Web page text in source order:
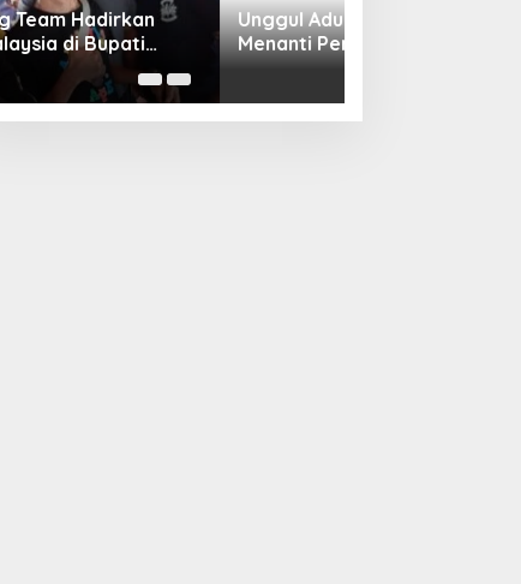
Unggul Adu Pinalti, Gapindo FC
Menanti Penantang Selanjutnya di
Semifinal Bupati Cup 2024